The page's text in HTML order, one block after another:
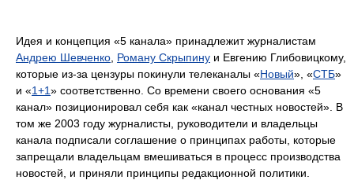
Идея и концепция «5 канала» принадлежит журналистам
Андрею Шевченко Роману Скрыпину и Евгению Глибовицкому,
которые из-за цензуры покинули телеканалы «Новый», «СТБ»
и «1+1» соответственно. Со времени своего основания «5
канал» позиционировал себя как «канал честных новостей». В
том же 2003 году журналисты, руководители и владельцы
канала подписали соглашение о принципах работы, которые
запрещали владельцам вмешиваться в процесс производства
новостей, и приняли принципы редакционной политики.